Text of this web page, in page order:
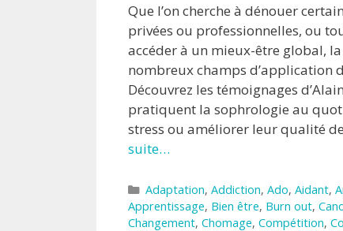
Que l’on cherche à dénouer
privées ou professionnelles, ou
accéder à un mieux-être global,
nombreux champs d’application
Découvrez les témoignages
pratiquent la sophrologie au
stress ou améliorer leur qualité
suite…
Catégories
Adaptation, Addiction, Ado, Aidant,
Apprentissage, Bien être, Burn out,
Changement, Chomage, Compétition,